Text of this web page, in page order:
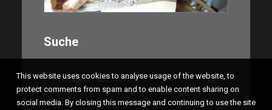
Suche
Suchen
nach:
This website uses cookies to analyse usage of the website, to
protect comments from spam and to enable content sharing on
social media. By closing this message and continuing to use the site